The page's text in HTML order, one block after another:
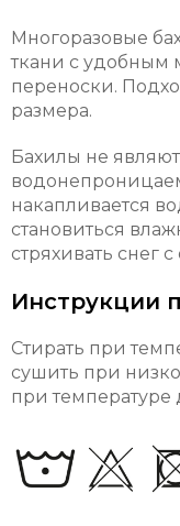
Многоразовые
ткани с удобным
переноски.
размера.
Бахилы не
накапливается
становиться
стряхивать снег
Инструкции
Стирать при
сушить при
при температуре